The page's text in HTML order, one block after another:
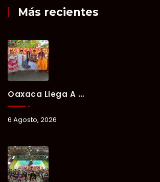
Más recientes
Oaxaca Llega A Chetumal Con El Color, Sabor Y Tradición De La Guelaguetza 2026.
6 Agosto, 2026